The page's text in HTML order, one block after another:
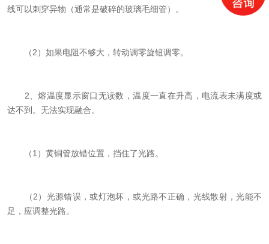
线可以刺穿异物（通常是破碎的玻璃毛细管）。
（2）如果电阻不够大，转动调零旋钮调零。
2、熔温度显示窗口无读数，温度一直在升高，电流表未满度或
达不到。无法实现融合。
（1）黄铜管放错位置，挡住了光路。
（2）光源错误，或灯泡坏，或光路不正确，光线散射，光能不
足，应调整光路。